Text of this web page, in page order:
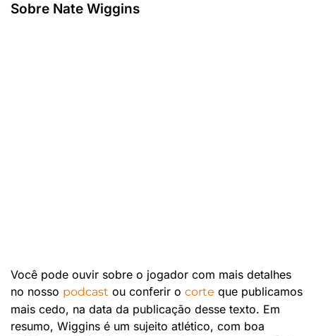
Sobre Nate Wiggins
Você pode ouvir sobre o jogador com mais detalhes
no nosso podcast ou conferir o corte que publicamos
mais cedo, na data da publicação desse texto. Em
resumo, Wiggins é um sujeito atlético, com boa